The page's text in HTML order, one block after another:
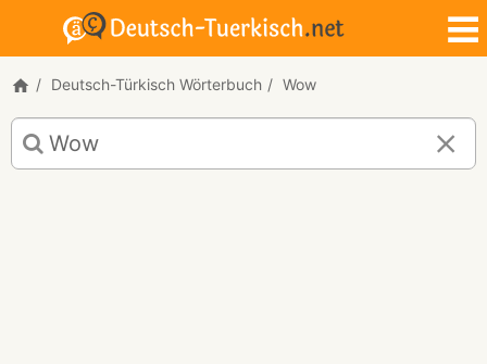
Deutsch-Türkisch Wörterbuch Wow
Deutsch-
Türkisch
Übersetzung